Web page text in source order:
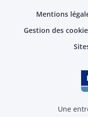
Mentions
Gestion des
Une